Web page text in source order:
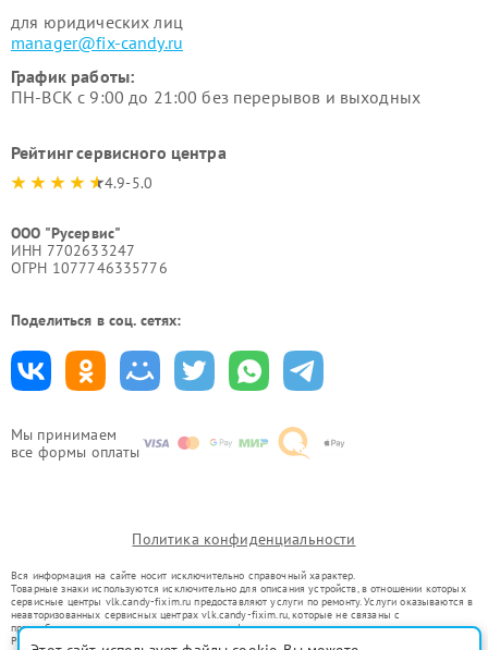
Мы принимаем
все формы оплаты
для юридических лиц
manager@fix-candy.ru
График работы:
ПН-ВСК с 9:00 до 21:00 без перерывов и выходных
Рейтинг сервисного центра
4.9-5.0
ООО "Русервис"
ИНН 7702633247
ОГРН 1077746335776
Поделиться в соц. сетях:
Политика конфиденциальности
Вся информация на сайте носит исключительно справочный характер.
Товарные знаки используются исключительно для описания устройств, в отношении которых
сервисные центры vlk.candy-fixim.ru предоставляют услуги по ремонту. Услуги оказываются в
неавторизованных сервисных центрах vlk.candy-fixim.ru, которые не связаны с
правообладателями товарных знаков или их официальными представителями.
Ремонт осуществляется для устройств, уже введенных в гражданский оборот в соответствии